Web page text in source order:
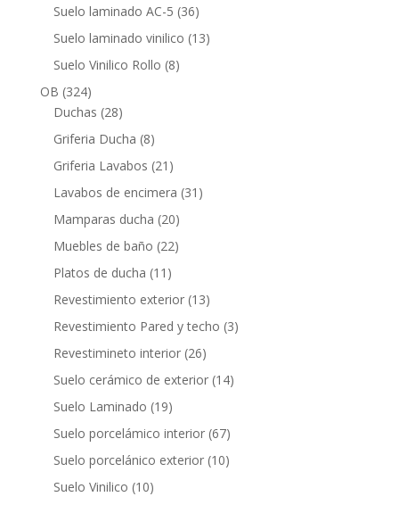
Suelo laminado AC-5 3636
productos
Suelo laminado vinilico 1313
Suelo Vinilico Rollo 88
OB 324324
productos
Duchas 2828
productos
Griferia Ducha 88
productos
Griferia Lavabos 21 21
productos
Lavabos de encimera 31 31
Mamparas ducha 2020
productos
Muebles de baño 2222
Platos de ducha 11 11
productos
Revestimiento exterior 1313
productos
Revestimiento Pared y techo 33
Revestimineto interior 2626
productos
Suelo cerámico de exterior 1414
Suelo Laminado 1919
productos
Suelo porcelámico interior 6767
productos
Suelo porcelánico exterior 1010
Suelo Vinilico 1010